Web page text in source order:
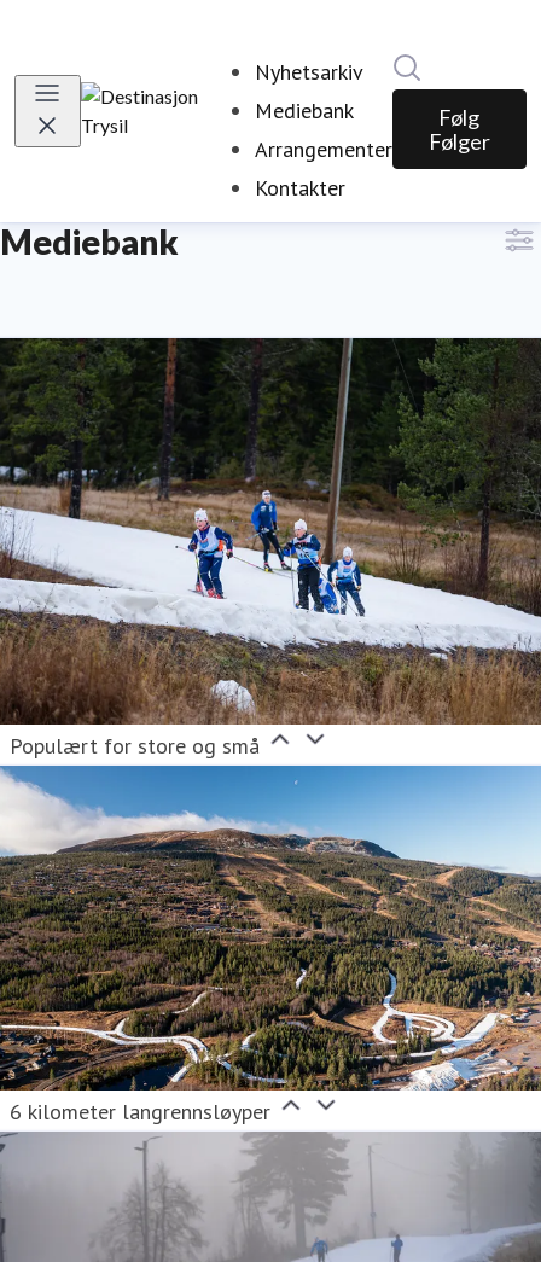
Nyhetsarkiv
Mediebank
Arrangementer
Kontakter
Følg
Følger
Mediebank
Populært for store og små
6 kilometer langrennsløyper